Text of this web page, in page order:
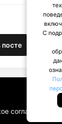
посте
соглашение
С